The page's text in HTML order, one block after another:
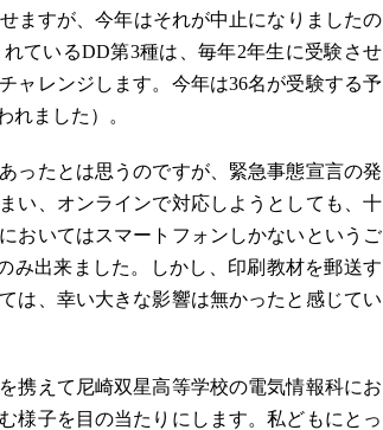
ますが、今年はそれが中止になりましたの
ているDD第3種は、毎年2年生に受験させ
ャレンジします。今年は36名が受験する予
れました）。
ったとは思うのですが、緊急事態宣言の発
い、オンラインで対応しようとしても、十
おいてはスマートフォンしかないというご
み出来ました。しかし、印刷教材を郵送す
は、幸い大きな影響は無かったと感じてい
携えて尼崎双星高等学校の電気情報科にお
様子を目の当たりにします。私どもにとっ